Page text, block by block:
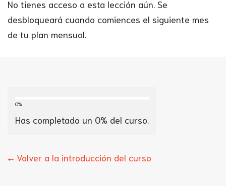
No tienes acceso a esta lección aún. Se
desbloqueará cuando comiences el siguiente mes
de tu plan mensual.
0%
Has completado un 0% del curso.
← Volver a la introducción del curso